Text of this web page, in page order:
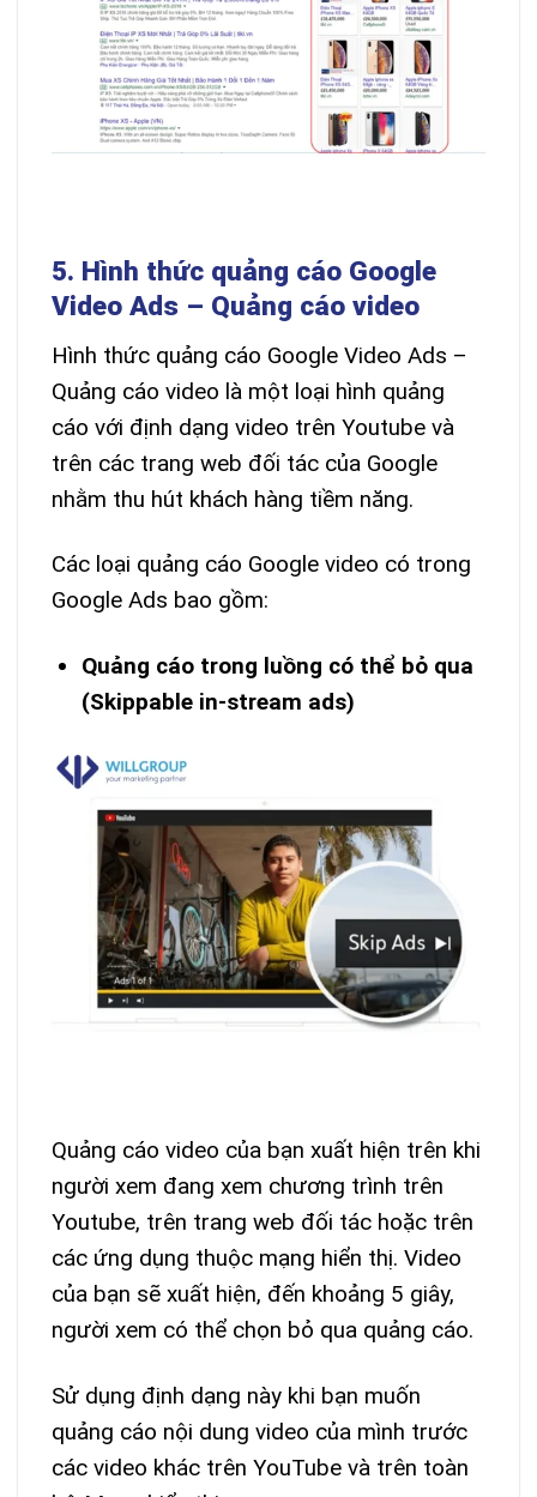
5. Hình thức quảng cáo Google
Video Ads – Quảng cáo video
Hình thức quảng cáo Google Video Ads –
Quảng cáo video là một loại hình quảng
cáo với định dạng video trên Youtube và
trên các trang web đối tác của Google
nhằm thu hút khách hàng tiềm năng.
Các loại quảng cáo Google video có trong
Google Ads bao gồm:
Quảng cáo trong luồng có thể bỏ qua
(Skippable in-stream ads)
Quảng cáo video của bạn xuất hiện trên khi
người xem đang xem chương trình trên
Youtube, trên trang web đối tác hoặc trên
các ứng dụng thuộc mạng hiển thị. Video
của bạn sẽ xuất hiện, đến khoảng 5 giây,
người xem có thể chọn bỏ qua quảng cáo.
Sử dụng định dạng này khi bạn muốn
quảng cáo nội dung video của mình trước
các video khác trên YouTube và trên toàn